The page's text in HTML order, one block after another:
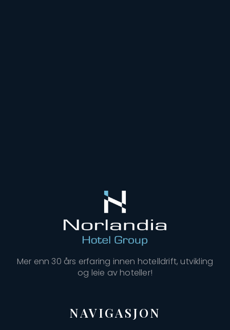
Mer enn 30 års erfaring innen hotelldrift, utvikling
og leie av hoteller!
NAVIGASJON